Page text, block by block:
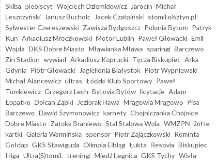
Skiba plebiscyt Wojciech Dziemidowicz Jarocin Michał
Leszczyński
Janusz Bucholc Jacek Czałpiński stomil.olsztyn.pl
Sylwester Czereszewski Zawisza Bydgoszcz Polonia Bytom Patryk
Kun Arkadiusz Mroczkowski Motor Lublin Paweł Głowacki Emil
Wojda DKS Dobre Miasto Mławianka Mława sparingi Barczewo
Zin Stadion wywiad Arkadiusz Koprucki Tęcza Biskupiec Arka
Gdynia Piotr Głowacki Jagiellonia Białystok Piotr Wypniewski
Michał Alancewicz ultras Łódzki Klub Sportowy Paweł
Tomkiewicz Grzegorz Lech Bytovia Bytów licytacje Adam
Łopatko Dolcan Ząbki Jeziorak Iława Mrągowia Mrągowo Pisa
Barczewo Dawid Szymonowicz karnety Chojniczanka Chojnice
Dobre Miasto Zatoka Braniewo Stal Stalowa Wola WMZPN żółte
kartki Galeria Warmińska sponsor Piotr Zajączkowski Rominta
Gołdap GKS Stawiguda Olimpia Elbląg Łukta Resovia Biskupiec
I liga Ultra(S)tomiL treningi Miedź Legnica GKS Tychy Wisła